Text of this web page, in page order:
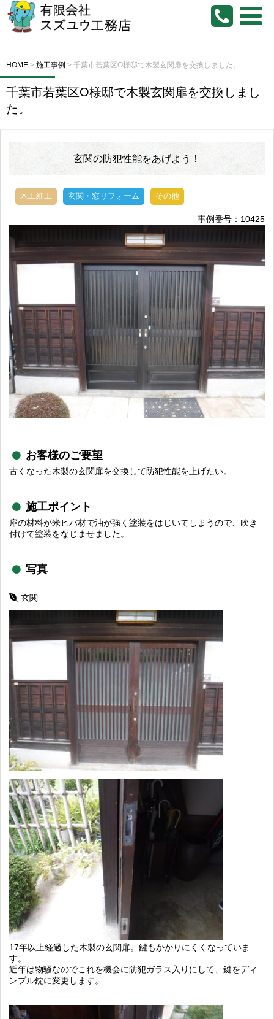
HOME > 施工事例 > 千葉市若葉区O様邸で木製玄関扉を交換しました。
千葉市若葉区O様邸で木製玄関扉を交換しまし
た。
玄関の防犯性能をあげよう！
木工細工 玄関・窓リフォーム その他
事例番号：10425
お客様のご要望
古くなった木製の玄関扉を交換して防犯性能を上げたい。
施工ポイント
扉の材料が米ヒバ材で油が強く塗装をはじいてしまうので、吹き
付けて塗装をなじませました。
写真
玄関
17年以上経過した木製の玄関扉。鍵もかかりにくくなっていま
す。
近年は物騒なのでこれを機会に防犯ガラス入りにして、鍵をディ
ンプル錠に変更します。